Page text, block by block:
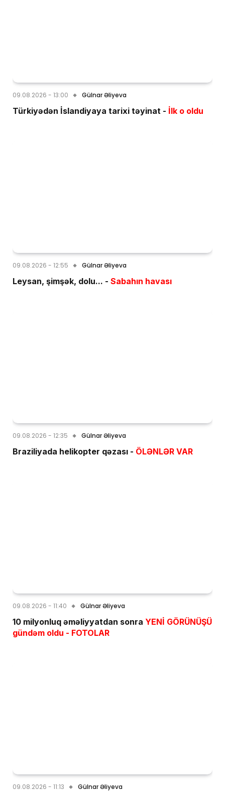
09.08.2026 - 13:00 Gülnar Əliyeva
Türkiyədən İslandiyaya tarixi təyinat - İlk o oldu
09.08.2026 - 12:55 Gülnar Əliyeva
Leysan, şimşək, dolu... - Sabahın havası
09.08.2026 - 12:35 Gülnar Əliyeva
Braziliyada helikopter qəzası - ÖLƏNLƏR VAR
09.08.2026 - 11:40 Gülnar Əliyeva
10 milyonluq əməliyyatdan sonra YENİ GÖRÜNÜŞÜ
gündəm oldu - FOTOLAR
09.08.2026 - 11:13 Gülnar Əliyeva